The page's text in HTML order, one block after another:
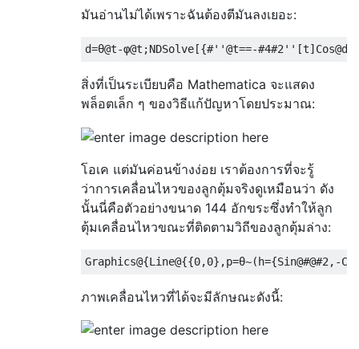
มันอ่านไม่ได้เพราะฉันต้องตีมันลงเยอะ:
d=θ@t-φ@t ;NDSolve [{#''@t==-#4#2 '' [t] Cos@d
สิ่งที่เป็นระเบียบคือ Mathematica จะแสดง
พล็อตเล็ก ๆ ของวิธีแก้ปัญหาโดยประมาณ:
โอเค แต่มันค่อนข้างง่อย เราต้องการที่จะรู้
ว่าการเคลื่อนไหวของลูกตุ้มจริงดูเหมือนว่า ดัง
นั้นนี่คือตัวอย่างขนาด 144 อักขระซึ่งทำให้ลูก
ตุ้มเคลื่อนไหวขณะที่ติดตามวิถีของลูกตุ้มล่าง:
Graphics@{Line@{{0,0},p=θ~( h={Sin@#@#2 ,-
ภาพเคลื่อนไหวที่ได้จะมีลักษณะดังนี้: